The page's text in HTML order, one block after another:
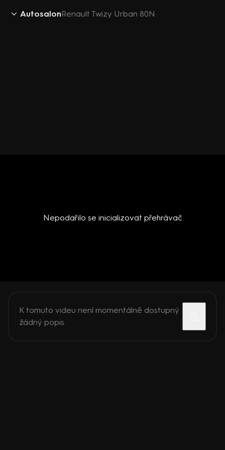
AutosalonRenault Twizy Urban 80N
Nepodařilo se inicializovat přehrávač
K tomuto videu není momentálně dostupný
žádný popis.